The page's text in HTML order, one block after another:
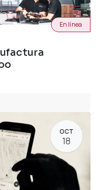
En línea
OCT
18